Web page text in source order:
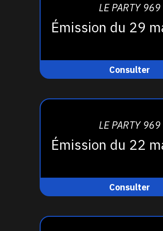
LE PARTY 969
Émission du 29
Consulter
LE PARTY 969
Émission du 22
Consulter